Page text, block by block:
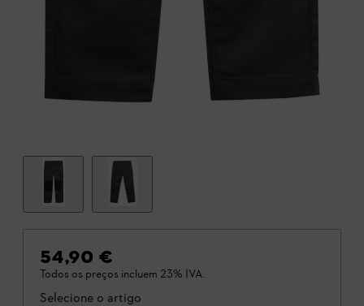
54,90 €
Todos os preços incluem 23% IVA.
Selecione o artigo